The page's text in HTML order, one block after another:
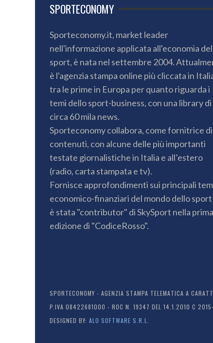
SPORTECONOMY
Sporteconomy.it, market leader
nell'informazione applicata all'economia
sport, è nata nel settembre 2004.
è l'agenzia stampa online più cliccata in
tra le prime in Europa per quanto riguarda i
temi dello sport-business, con una library di
circa 60 mila news.
Sporteconomy collabora, come fornitrice di
contenuti, con alcune delle più importanti
testate giornalistiche in Italia e all’estero
(radio, carta stampata e tv).
Fornisce approfondimenti sui principali
economico-finanziari del mondo dello sport
è stata "contributor" di SkySport nella prima
edizione di "CodiceRosso".
SPORTECONOMY - AGENZIA STAMPA TELEMATICA A
P.IVA 08422681000 - ROC N. 19347 DEL 14.1.2010 C 2015-
DESIGNED BY: ALO SOFTWARE S.R.L.